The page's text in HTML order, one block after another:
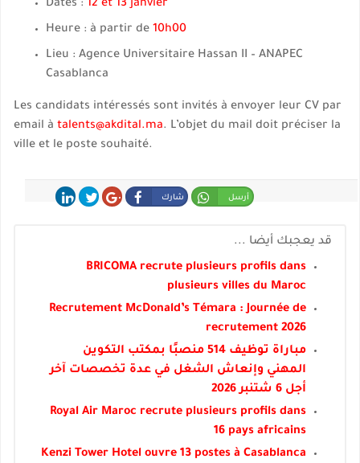
Dates : 12 et 13 janvier
Heure : à partir de 10h00
Lieu : Agence Universitaire Hassan II – ANAPEC
Casablanca
Les candidats intéressés sont invités à envoyer leur CV par
email à talents@akdital.ma. L’objet du mail doit préciser la
ville et le poste souhaité.
شارك أرسل
قد يعجبك أيضا ...
BRICOMA recrute plusieurs profils dans
plusieurs villes du Maroc
Recrutement McDonald’s Témara : Journée de
recrutement 2026
مباراة توظيف 514 منصبًا بمكتب التكوين
المهني وإنعاش الشغل في عدة تخصصات آخر
أجل 6 شتنبر 2026
Royal Air Maroc recrute plusieurs profils dans
16 pays africains
Kenzi Tower Hotel ouvre 13 postes à Casablanca